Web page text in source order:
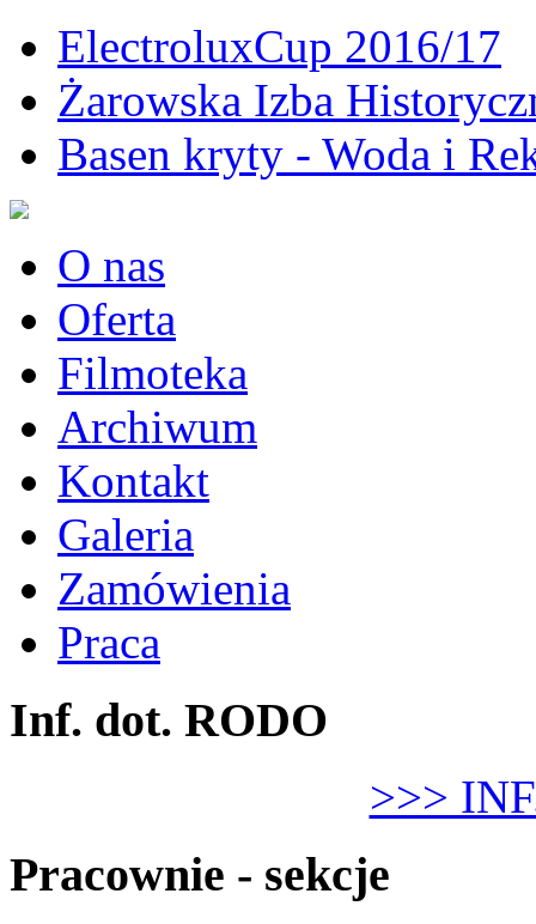
ElectroluxCup 2016/17
Żarowska Izba
Basen kryty - Woda i
O nas
Oferta
Filmoteka
Archiwum
Kontakt
Galeria
Zamówienia
Praca
Inf. dot. RODO
>>>
Pracownie - sekcje